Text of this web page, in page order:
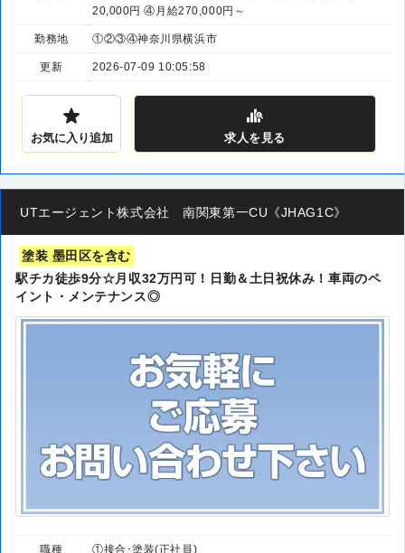
20,000円 ④月給270,000円～
勤務地 ①②③④神奈川県横浜市
更新 2026-07-09 10:05:58
お気に入り追加 求人 を見る
UTエージェント株式会社 南関東第一CU《JHAG1C》
塗装 墨田区を含む
駅チカ徒歩9分☆月収32万円可！日勤＆土日祝休み！車両のペ
イント・メンテナンス◎
職種 ①接合･塗装(正社員)